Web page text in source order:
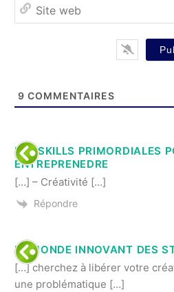
9 COMMENTAIRES
LES SKILLS PRIMORDIALES
ENTREPRENEDRE
[…] – Créativité […]
Répondre
LE MONDE INNOVANT DES
[…] cherchez à libérer votre
une problématique […]